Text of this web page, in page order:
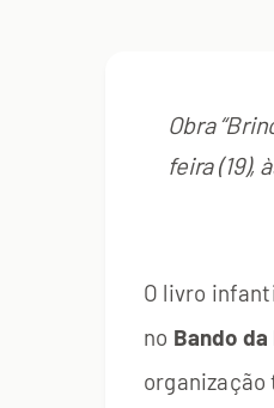
Obra
feira (19),
O livro
no Bando
organização